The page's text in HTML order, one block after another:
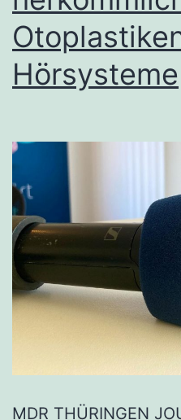
Hörsysteme
MDR THÜRINGEN